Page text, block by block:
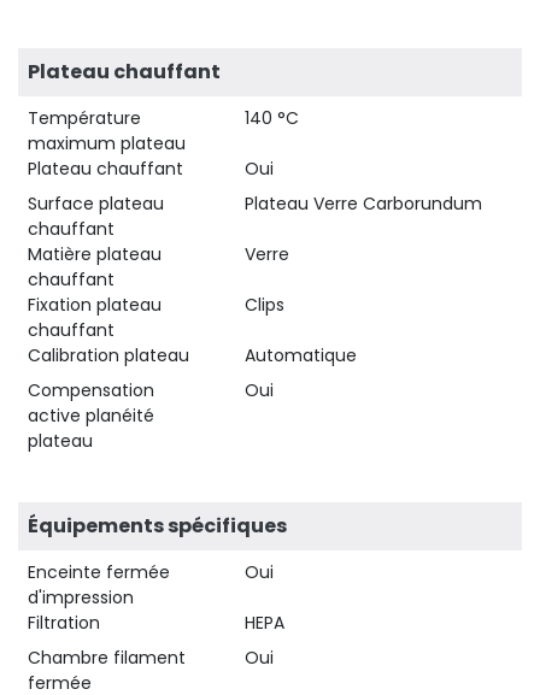
Plateau chauffant
Température
maximum plateau
140 °C
Plateau chauffant
Oui
Surface plateau
chauffant
Plateau Verre Carborundum
Matière plateau
chauffant
Verre
Fixation plateau
chauffant
Clips
Calibration plateau
Automatique
Compensation
active planéité
plateau
Oui
Équipements spécifiques
Enceinte fermée
d'impression
Oui
Filtration
HEPA
Chambre filament
fermée
Oui